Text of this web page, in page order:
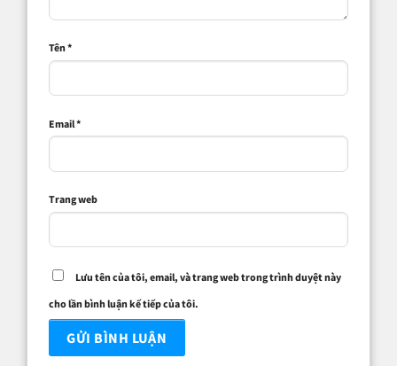
Tên*
Email*
Trang web
Lưu tên của tôi, email, và trang web trong trình duyệt này
cho lần bình luận kế tiếp của tôi.